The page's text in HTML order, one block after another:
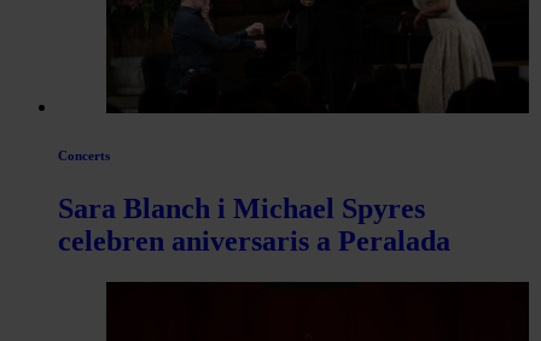
Concerts
Sara Blanch i Michael Spyres
celebren aniversaris a Peralada